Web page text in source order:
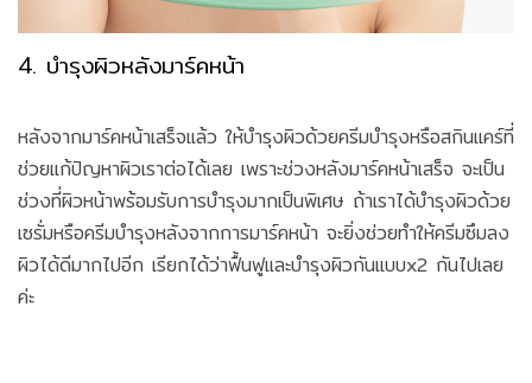
4. บำรุงผิวหลังมาร์คหน้า
หลังจากมาร์คหน้าเสร็จแล้ว ให้บำรุงผิวด้วยครีมบำรุงหรือสกินแคร์ที่
ช่วยแก้ปัญหาผิวเราต่อได้เลย เพราะช่วงหลังมาร์คหน้าเสร็จ จะเป็น
ช่วงที่ผิวหน้าพร้อมรับการบำรุงมากเป็นพิเศษ ถ้าเราได้บำรุงผิวด้วย
เซรั่มหรือครีมบำรุงหลังจากการมาร์คหน้า จะยิ่งช่วยทำให้ครีมซึมลง
ผิวได้ดีมากไปอีก เรียกได้ว่าฟื้นฟูและบำรุงผิวกันแบบx2 กันไปเลย
ค่ะ